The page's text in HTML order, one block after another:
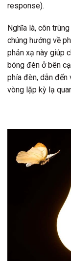
response).
Nghĩa là, côn
chúng hướng về
phản xạ này giúp
bóng đèn ở bên
phía đèn, dẫn đến
vòng lặp kỳ lạ